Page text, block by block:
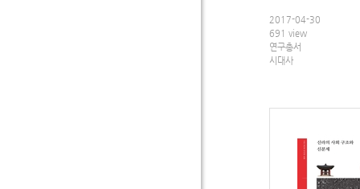
2017-04-30
691 view
연구총서
시대사